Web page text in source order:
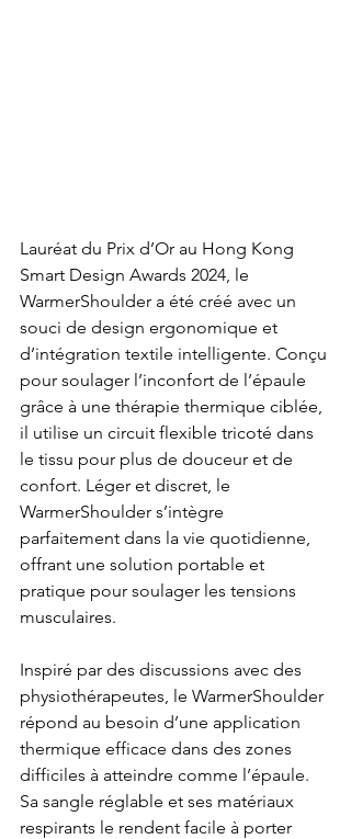
Lauréat du Prix d’Or au Hong Kong
Smart Design Awards 2024, le
WarmerShoulder a été créé avec un
souci de design ergonomique et
d’intégration textile intelligente. Conçu
pour soulager l’inconfort de l’épaule
grâce à une thérapie thermique ciblée,
il utilise un circuit flexible tricoté dans
le tissu pour plus de douceur et de
confort. Léger et discret, le
WarmerShoulder s’intègre
parfaitement dans la vie quotidienne,
offrant une solution portable et
pratique pour soulager les tensions
musculaires.
Inspiré par des discussions avec des
physiothérapeutes, le WarmerShoulder
répond au besoin d’une application
thermique efficace dans des zones
difficiles à atteindre comme l’épaule.
Sa sangle réglable et ses matériaux
respirants le rendent facile à porter